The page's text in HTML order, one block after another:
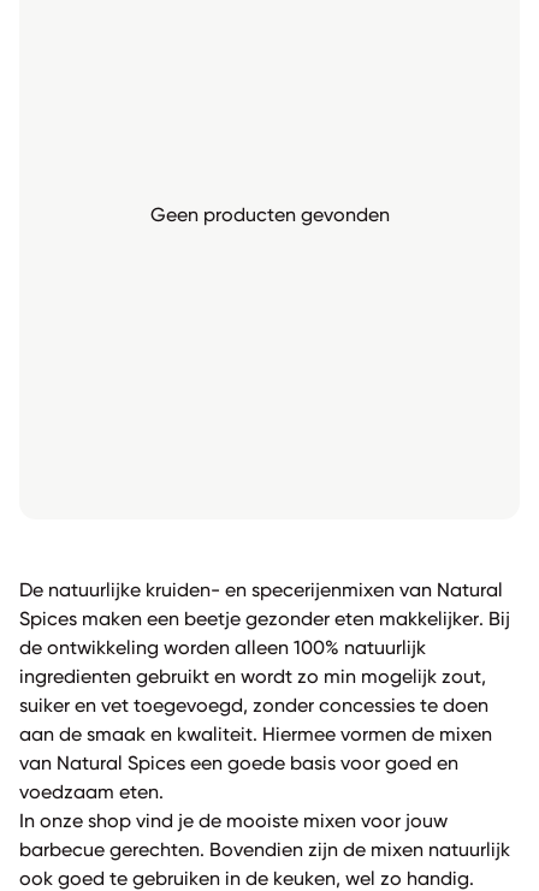
Geen producten gevonden
De natuurlijke kruiden- en specerijenmixen van Natural
Spices maken een beetje gezonder eten makkelijker. Bij
de ontwikkeling worden alleen 100% natuurlijk
ingredienten gebruikt en wordt zo min mogelijk zout,
suiker en vet toegevoegd, zonder concessies te doen
aan de smaak en kwaliteit. Hiermee vormen de mixen
van Natural Spices een goede basis voor goed en
voedzaam eten.
In onze shop vind je de mooiste mixen voor jouw
barbecue gerechten. Bovendien zijn de mixen natuurlijk
ook goed te gebruiken in de keuken, wel zo handig.